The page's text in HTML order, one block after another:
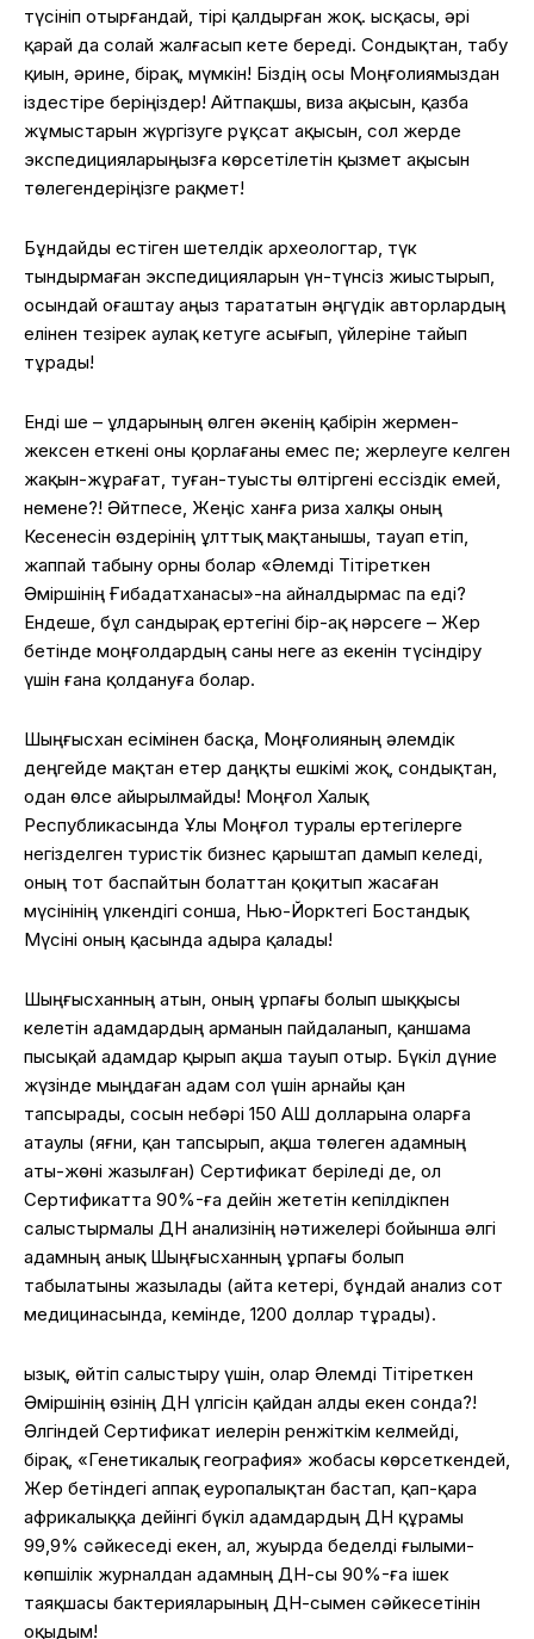
түсініп отырғандай, тірі қалдырған жоқ. Қысқасы, әрі
қарай да солай жалғасып кете береді. Сондықтан, табу
қиын, әрине, бірақ, мүмкін! Біздің осы Моңғолиямыздан
іздестіре беріңіздер! Айтпақшы, виза ақысын, қазба
жұмыстарын жүргізуге рұқсат ақысын, сол жерде
экспедицияларыңызға көрсетілетін қызмет ақысын
төлегендеріңізге рақмет!
Бұндайды естіген шетелдік археологтар, түк
тындырмаған экспедицияларын үн-түнсіз жиыстырып,
осындай оғаштау аңыз тарататын әңгүдік авторлардың
елінен тезірек аулақ кетуге асығып, үйлеріне тайып
тұрады!
Енді ше – ұлдарының өлген әкенің қабірін жермен-
жексен еткені оны қорлағаны емес пе; жерлеуге келген
жақын-жұрағат, туған-туысты өлтіргені ессіздік емей,
немене?! Әйтпесе, Жеңіс ханға риза халқы оның
Кесенесін өздерінің ұлттық мақтанышы, тауап етіп,
жаппай табыну орны болар «Әлемді Тітіреткен
Әміршінің Ғибадатханасы»-на айналдырмас па еді?
Ендеше, бұл сандырақ ертегіні бір-ақ нәрсеге – Жер
бетінде моңғолдардың саны неге аз екенін түсіндіру
үшін ғана қолдануға болар.
Шыңғысхан есімінен басқа, Моңғолияның әлемдік
деңгейде мақтан етер даңқты ешкімі жоқ, сондықтан,
одан өлсе айырылмайды! Моңғол Халық
Республикасында Ұлы Моңғол туралы ертегілерге
негізделген туристік бизнес қарыштап дамып келеді,
оның тот баспайтын болаттан қоқитып жасаған
мүсінінің үлкендігі сонша, Нью-Йорктегі Бостандық
Мүсіні оның қасында адыра қалады!
Шыңғысханның атын, оның ұрпағы болып шыққысы
келетін адамдардың арманын пайдаланып, қаншама
пысықай адамдар қырып ақша тауып отыр. Бүкіл дүние
жүзінде мыңдаған адам сол үшін арнайы қан
тапсырады, сосын небәрі 150 АҚШ долларына оларға
атаулы (яғни, қан тапсырып, ақша төлеген адамның
аты-жөні жазылған) Сертификат беріледі де, ол
Сертификатта 90%-ға дейін жететін кепілдікпен
салыстырмалы ДНҚ анализінің нәтижелері бойынша әлгі
адамның анық Шыңғысханның ұрпағы болып
табылатыны жазылады (айта кетері, бұндай анализ сот
медицинасында, кемінде, 1200 доллар тұрады).
Қызық, өйтіп салыстыру үшін, олар Әлемді Тітіреткен
Әміршінің өзінің ДНҚ үлгісін қайдан алды екен сонда?!
Әлгіндей Сертификат иелерін ренжіткім келмейді,
бірақ, «Генетикалық география» жобасы көрсеткендей,
Жер бетіндегі аппақ еуропалықтан бастап, қап-қара
африкалыққа дейінгі бүкіл адамдардың ДНҚ құрамы
99,9% сәйкеседі екен, ал, жуырда беделді ғылыми-
көпшілік журналдан адамның ДНҚ-сы 90%-ға ішек
таяқшасы бактерияларының ДНҚ-сымен сәйкесетінін
оқыдым!